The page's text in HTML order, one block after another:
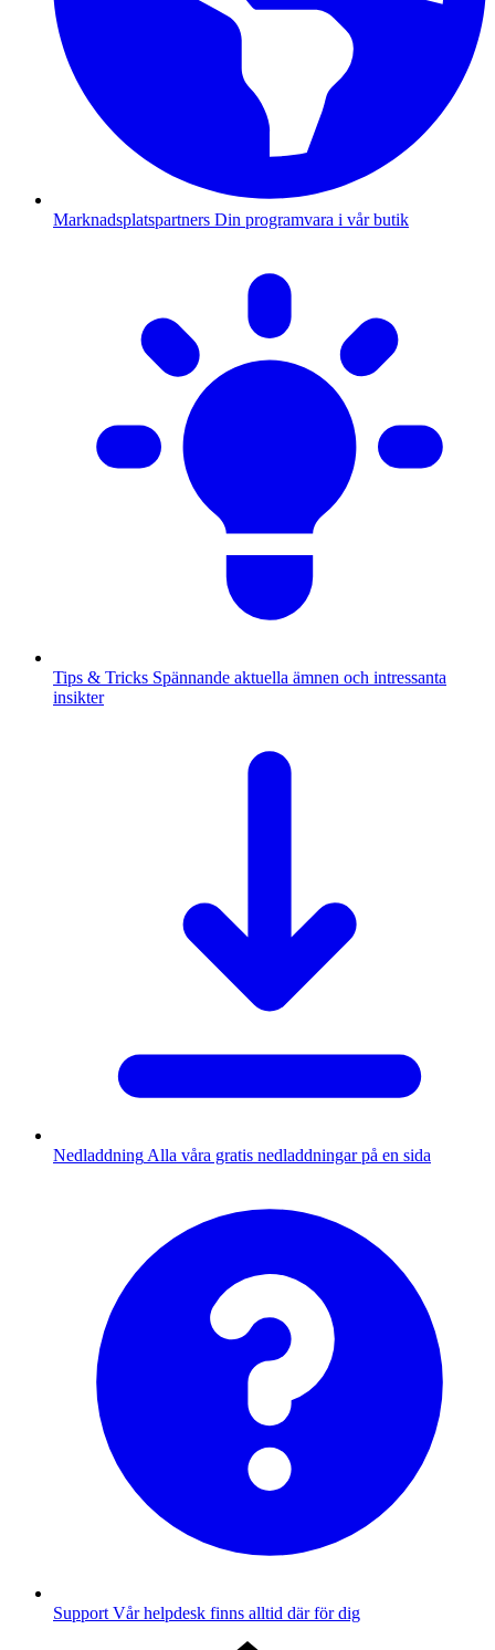
Marknadsplatspartners Din programvara i vår butik
Tips & Tricks Spännande aktuella ämnen och intressanta
insikter
Nedladdning Alla våra gratis nedladdningar på en sida
Support Vår helpdesk finns alltid där för dig